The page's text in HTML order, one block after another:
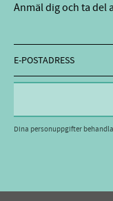
Anmäl dig och ta del
Dina personuppgifter